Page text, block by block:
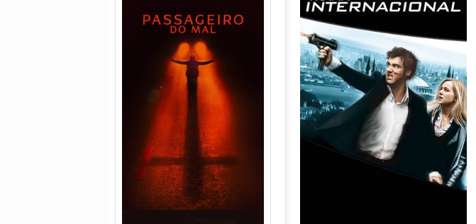
Passageiro do Mal Torrent
(2026) WEB-DL 1080p Dual
Áudio